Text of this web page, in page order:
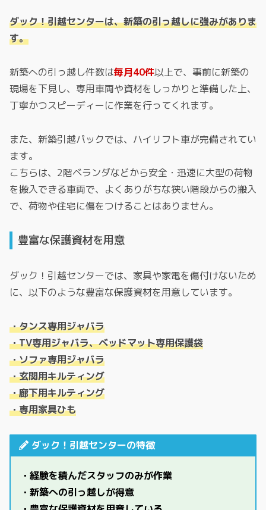
ダック！引越センターは、新築の引っ越しに強みがありま
す。
新築への引っ越し件数は毎月40件以上で、事前に新築の
現場を下見し、専用車両や資材をしっかりと準備した上、
丁寧かつスピーディーに作業を行ってくれます。
また、新築引越パックでは、ハイリフト車が完備されてい
ます。
こちらは、2階ベランダなどから安全・迅速に大型の荷物
を搬入できる車両で、よくありがちな狭い階段からの搬入
で、荷物や住宅に傷をつけることはありません。
豊富な保護資材を用意
ダック！引越センターでは、家具や家電を傷付けないため
に、以下のような豊富な保護資材を用意しています。
・タンス専用ジャバラ
・TV専用ジャバラ、ベッドマット専用保護袋
・ソファ専用ジャバラ
・玄関用キルティング
・廊下用キルティング
・専用家具ひも
ダック！引越センターの特徴
・経験を積んだスタッフのみが作業
・新築への引っ越しが得意